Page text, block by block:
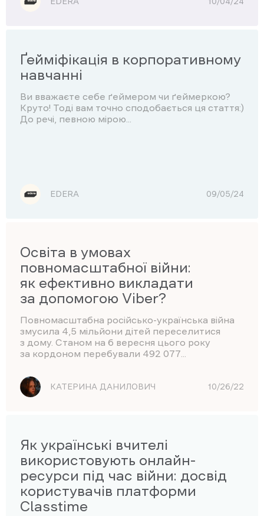
Ґейміфікація в корпоративному
навчанні
Ви вважаєте себе ґеймером чи ґеймеркою?
Круто! Тоді вам точно сподобається ця стаття:)
До речі, певною мірою...
EDERA 09/05/24
Освіта в умовах
повномасштабної війни:
як ефективно викладати
за допомогою Viber?
Повномасштабна російсько-українська війна
змусила 4,5 мільйони дітей переселитися
з дому. Станом на 6 вересня цього року
за кордоном перебували 492 077...
КАТЕРИНА ДАНИЛОВИЧ 10/26/22
Як українські вчителі
використовують онлайн-
ресурси під час війни: досвід
користувачів платформи
Classtime